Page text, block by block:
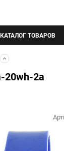
КАТАЛОГ ТОВАРОВ
20wh-2a